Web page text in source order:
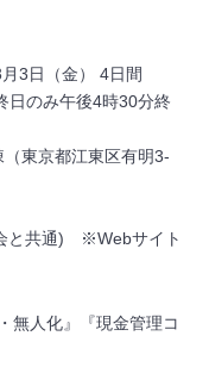
日（金） 4日間
み午後4時30分終
東京都江東区有明3-
と共通) ※Webサイト
無人化』『現金管理コ